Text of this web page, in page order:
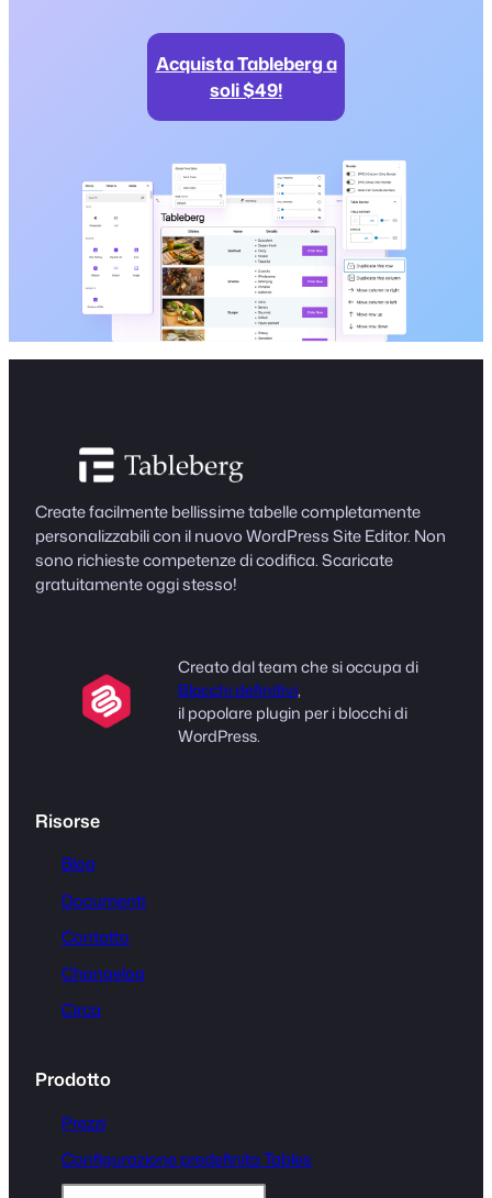
Acquista Tableberg a
soli $49!
Create facilmente bellissime tabelle completamente
personalizzabili con il nuovo WordPress Site Editor. Non
sono richieste competenze di codifica. Scaricate
gratuitamente oggi stesso!
Creato dal team che si occupa di
Blocchi definitivi,
il popolare plugin per i blocchi di
WordPress.
Risorse
Blog
Documenti
Contatto
Changelog
Circa
Prodotto
Prezzi
Configurazione predefinita Tables